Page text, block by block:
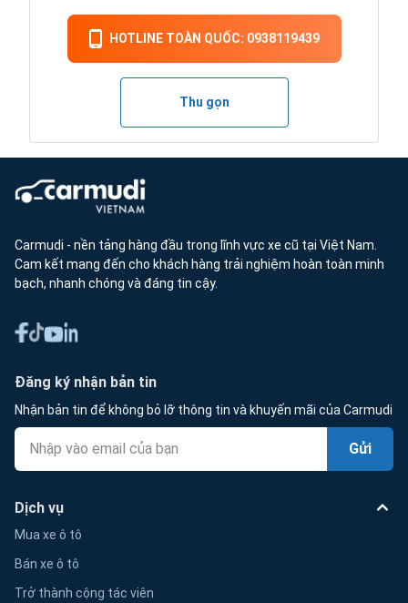
HOTLINE TOÀN QUỐC: 0938119439
Thu gọn
Carmudi - nền tảng hàng đầu trong lĩnh vực xe cũ tại Việt Nam.
Cam kết mang đến cho khách hàng trải nghiệm hoàn toàn minh
bạch, nhanh chóng và đáng tin cậy.
Đăng ký nhận bản tin
Nhận bản tin để không bỏ lỡ thông tin và khuyến mãi của Carmudi
Gửi
Dịch vụ
Mua xe ô tô
Bán xe ô tô
Trở thành cộng tác viên